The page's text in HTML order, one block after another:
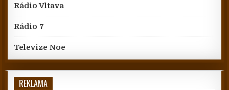
Rádio Vltava
Rádio 7
Televize Noe
REKLAMA